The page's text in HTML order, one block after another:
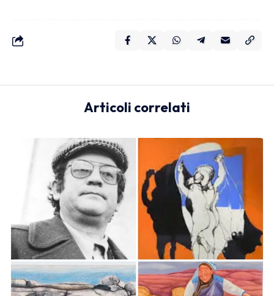
Articoli correlati